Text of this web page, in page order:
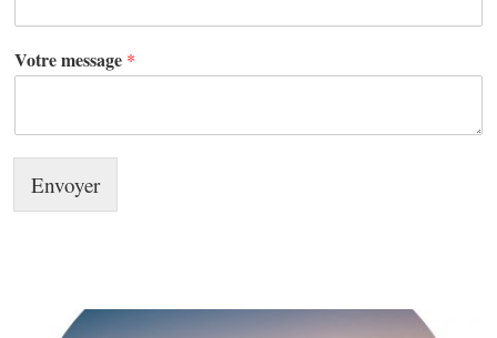
Votre message *
Envoyer